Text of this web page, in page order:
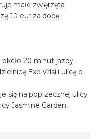
małe zwięrzęta
10 eur za dobę.
20 minut jazdy.
Exo Vrisi i ulicę o
się na poprzecznej ulicy
Jasmine Garden,